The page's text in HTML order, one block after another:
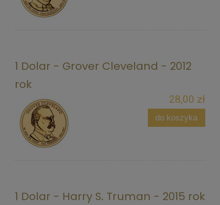
1 Dolar - Grover Cleveland - 2012
rok
28,00 zł
do koszyka
1 Dolar - Harry S. Truman - 2015 rok